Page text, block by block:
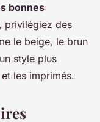
bonnes
privilégiez des
le beige, le brun
style plus
les imprimés.